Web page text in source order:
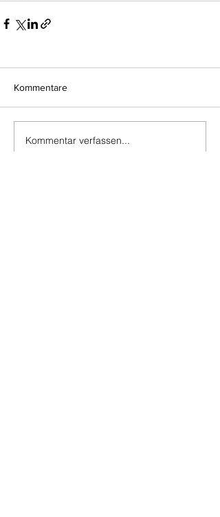
Kommentare
Kommentar verfassen...